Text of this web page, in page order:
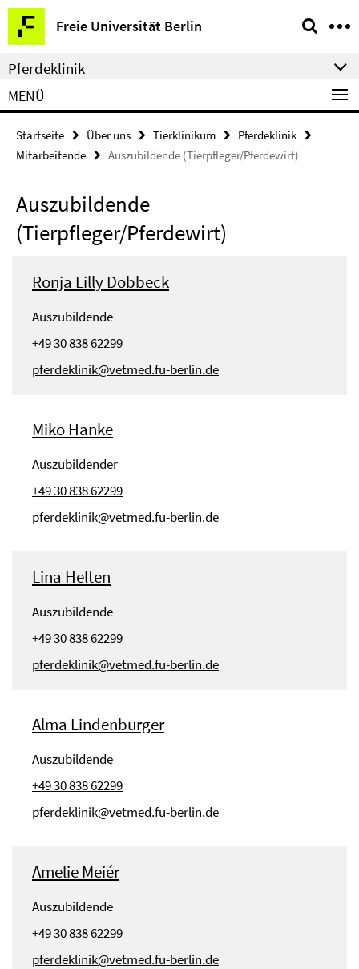
Springe
direkt
zu
Inhalt
Freie Universität Berlin
Service-
Navigation
Pferdeklinik
MENÜ
Startseite Über uns Tierklinikum
Pferdeklinik
Mitarbeitende
Auszubildende (Tierpfleger/Pferdewirt)
Auszubildende
(Tierpfleger/Pferdewirt)
Ronja Lilly Dobbeck
Auszubildende
+49 30 838 62299
pferdeklinik@vetmed.fu-berlin.de
Miko Hanke
Auszubildender
+49 30 838 62299
pferdeklinik@vetmed.fu-berlin.de
Lina Helten
Auszubildende
+49 30 838 62299
pferdeklinik@vetmed.fu-berlin.de
Alma Lindenburger
Auszubildende
+49 30 838 62299
pferdeklinik@vetmed.fu-berlin.de
Amelie Meiér
Auszubildende
+49 30 838 62299
pferdeklinik@vetmed.fu-berlin.de